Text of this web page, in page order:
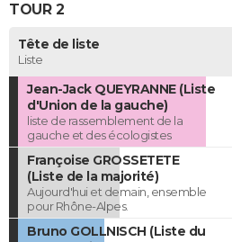
TOUR 2
Tête de liste
Liste
Jean-Jack QUEYRANNE (Liste
d'Union de la gauche)
liste de rassemblement de la
gauche et des écologistes
Françoise GROSSETETE
(Liste de la majorité)
Aujourd'hui et demain, ensemble
pour Rhône-Alpes.
Bruno GOLLNISCH (Liste du